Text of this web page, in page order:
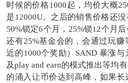
时候的价格1000起，均价大概
是12000U。之后的销售价格还
50%锁定6个月，25%锁12个月
还有25%基金会的，会通过玩
近的1000个奖励）SAND 暴涨
及play and earn的模式推出等均
的涌入让币价达到高峰，如果